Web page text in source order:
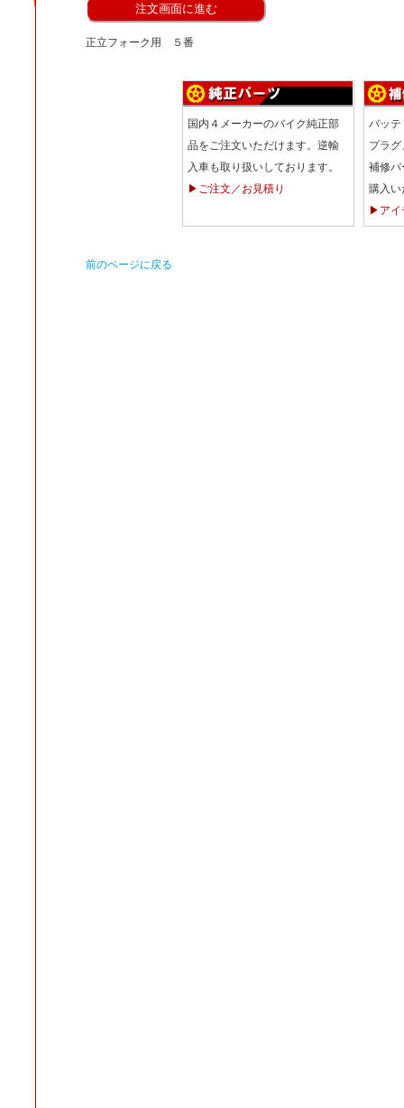
正立フォーク用 ５番
国内４メーカーのバイク純正部
品をご注文いただけます。逆輸
入車も取り扱いしております。
▶ご注文／お見積り
バッテ
プラ
補修パ
購入い
▶アイ
前のページに戻る